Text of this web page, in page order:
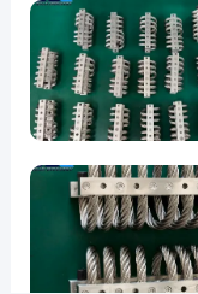
JGX-
1276D-
130B
와
이